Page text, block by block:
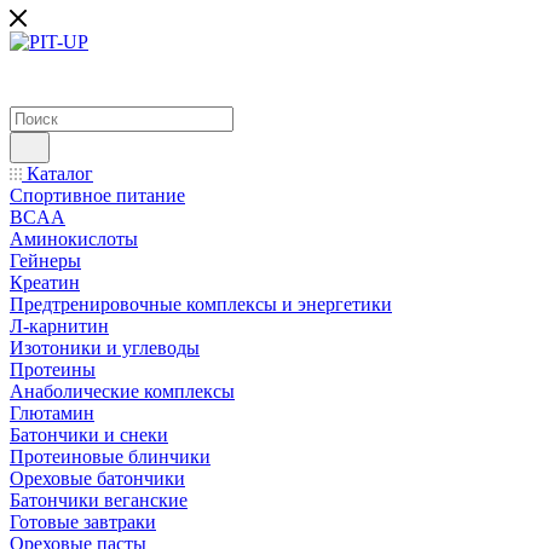
Каталог
Спортивное питание
BCAA
Аминокислоты
Гейнеры
Креатин
Предтренировочные комплексы и энергетики
Л-карнитин
Изотоники и углеводы
Протеины
Анаболические комплексы
Глютамин
Батончики и снеки
Протеиновые блинчики
Ореховые батончики
Батончики веганские
Готовые завтраки
Ореховые пасты